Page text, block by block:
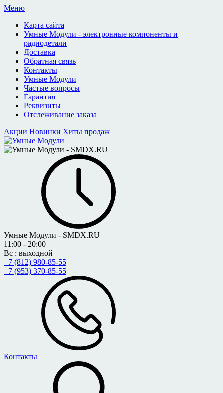
Меню
Карта сайта
Умные Модули - электронные компоненты и
радиодетали
Доставка
Обратная связь
Контакты
Умные Модули
Частые вопросы
Гарантия
Реквизиты
Отслеживание заказа
Акции Новинки Хиты продаж
Умные Модули - SMDX.RU
11:00 - 20:00
Вс : выходной
+7 (812) 980-85-55
+7 (953) 370-85-55
Контакты